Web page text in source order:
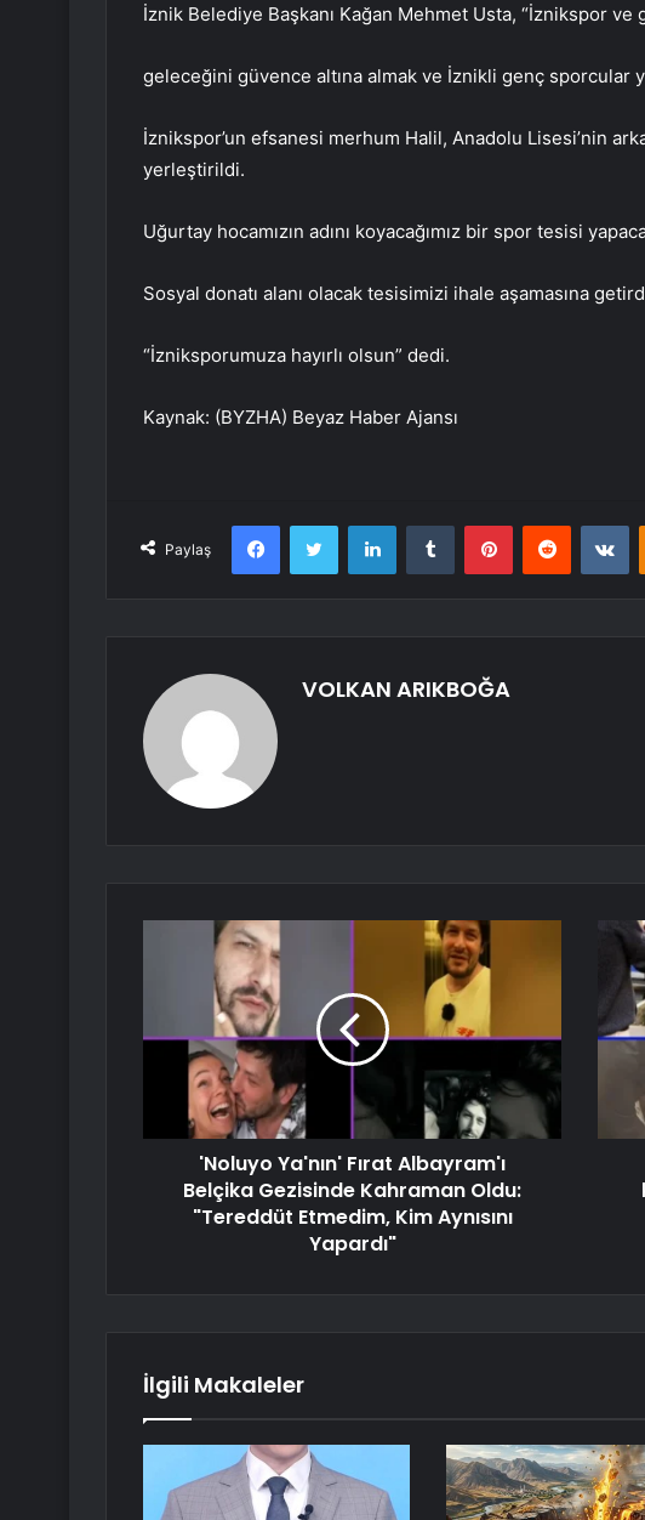
İznik Belediye Başkanı Kağan Mehmet Usta, “İznikspor ve
geleceğini güvence altına almak ve İznikli genç sporcular
İznikspor’un efsanesi merhum Halil, Anadolu Lisesi’nin
yerleştirildi.
Uğurtay hocamızın adını koyacağımız bir spor tesisi
Sosyal donatı alanı olacak tesisimizi ihale aşamasına
“İzniksporumuza hayırlı olsun” dedi.
Kaynak: (BYZHA) Beyaz Haber Ajansı
Paylaş
FacebookTwitter LinkedInTumblr PinterestReddit
VOLKAN ARIKBOĞA
'Noluyo Ya'nın' Fırat Albayram'ı
Belçika Gezisinde Kahraman Oldu:
"Tereddüt Etmedim, Kim Aynısını
Yapardı"
İlgili Makaleler